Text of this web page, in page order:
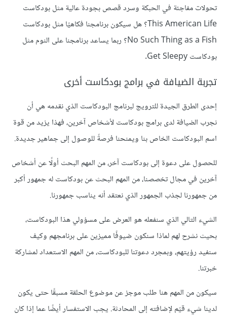
تحولات مفاجئة في الحبكة وسرد قصص بجودة عالية مثل بودكاست
This American Life؟ هل سيكون برنامجنا فكاهيًا مثل بودكاست
No Such Thing as a Fish؟ ربما يساعد برنامجنا على النوم مثل
بودكاست Get Sleepy.
تجربة الضيافة في برامج بودكاست أخرى
إحدى الطرق الجيدة للترويج لبرنامج البودكاست الذي نقدمه هي أن
نجرب الضيافة لدى برامج بودكاست لأشخاص آخرين، فهذا يزيد من قوة
اسم البودكاست الخاص بنا ويمنحنا فرصةً للوصول إلى جماهير جديدة.
للحصول على دعوة إلى بودكاست آخر، من المهم البحث أولًا عن أشخاص
آخرين في مجال تخصصنا، من المهم البحث عن بودكاست له جمهور أكبر
من جمهورنا لجذب الجمهور الذي نعتقد أنه يناسب جمهورنا.
الشيء التالي الذي سنفعله هو العرض على مسؤولي هذا البودكاست،
بحيث نشرح لهم لماذا سنكون ضيوفًا مميزين على برنامجهم وكيف
سنفيد رؤيتهم، وبمجرد دعوتنا للبودكاست، من المهم الاستعداد لمشاركة
خبرتنا.
سيكون من المهم هنا طلب موجز عن موضوع الحلقة مسبقًا حتى يكون
لدينا شيء قيّم لإضافته إلى المحادثة. يجب الاستفسار أيضًا عما إذا كان